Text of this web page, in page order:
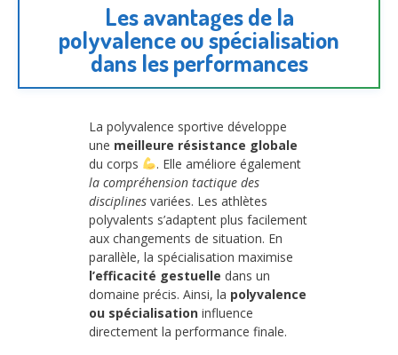
Les avantages de la
polyvalence ou spécialisation
dans les performances
La polyvalence sportive développe
une meilleure résistance globale
du corps
. Elle améliore également
la compréhension tactique des
disciplines variées. Les athlètes
polyvalents s’adaptent plus facilement
aux changements de situation. En
parallèle, la spécialisation maximise
l’efficacité gestuelle dans un
domaine précis. Ainsi, la polyvalence
ou spécialisation influence
directement la performance finale.